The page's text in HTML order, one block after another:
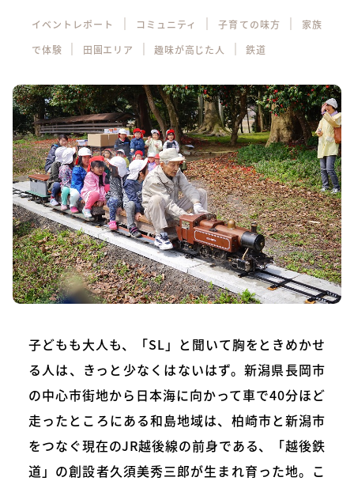
イベントレポート ｜ コミュニティ ｜子育ての味方 ｜
家族
で体験
｜ 田園エリア ｜趣味が高じた人 ｜鉄道
子どもも大人も、「SL」と聞いて胸をときめかせ
る人は、きっと少なくはないはず。新潟県長岡市
の中心市街地から日本海に向かって車で40分ほど
走ったところにある和島地域は、柏崎市と新潟市
をつなぐ現在のJR越後線の前身である、「越後鉄
道」の創設者久須美秀三郎が生まれ育った地。こ